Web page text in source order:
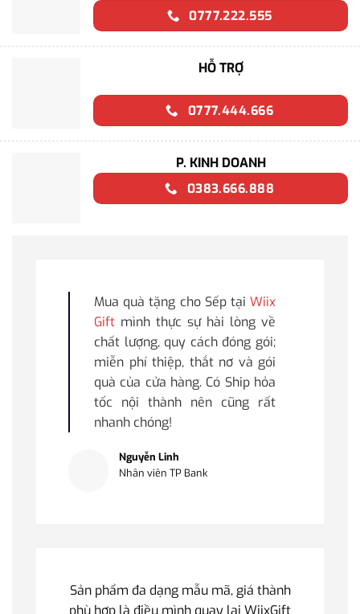
0777.222.555
HỖ TRỢ
0777.444.666
P. KINH DOANH
0383.666.888
Mua quà tặng cho Sếp tại Wiix
Gift mình thực sự hài lòng về
chất lượng, quy cách đóng gói;
miễn phí thiệp, thắt nơ và gói
quà của cửa hàng. Có Ship hỏa
tốc nội thành nên cũng rất
nhanh chóng!
Nguyễn Linh
Nhân viên TP Bank
Sản phẩm đa dạng mẫu mã, giá thành
phù hợp là điều mình quay lại WiixGift